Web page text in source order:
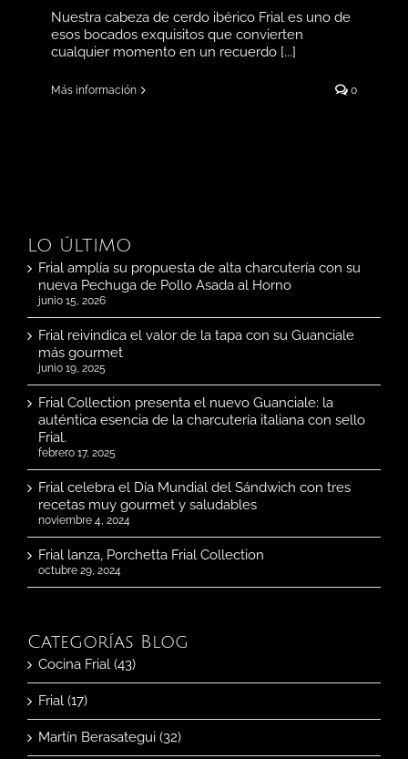
Nuestra cabeza de cerdo ibérico Frial es uno de
esos bocados exquisitos que convierten
cualquier momento en un recuerdo [...]
Más información 0
LO ÚLTIMO
Frial amplía su propuesta de alta charcutería con su
nueva Pechuga de Pollo Asada al Horno
junio 15, 2026
Frial reivindica el valor de la tapa con su Guanciale
más gourmet
junio 19, 2025
Frial Collection presenta el nuevo Guanciale: la
auténtica esencia de la charcutería italiana con sello
Frial.
febrero 17, 2025
Frial celebra el Día Mundial del Sándwich con tres
recetas muy gourmet y saludables
noviembre 4, 2024
Frial lanza, Porchetta Frial Collection
octubre 29, 2024
Categorías Blog
Cocina Frial (43)
Frial (17)
Martín Berasategui (32)